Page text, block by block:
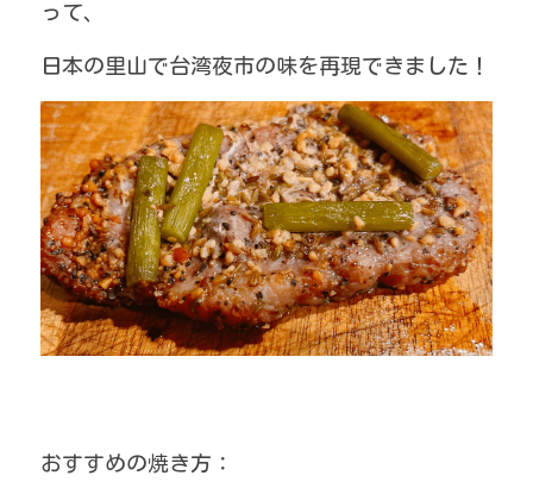
って、
日本の里山で台湾夜市の味を再現できました！
おすすめの焼き方：